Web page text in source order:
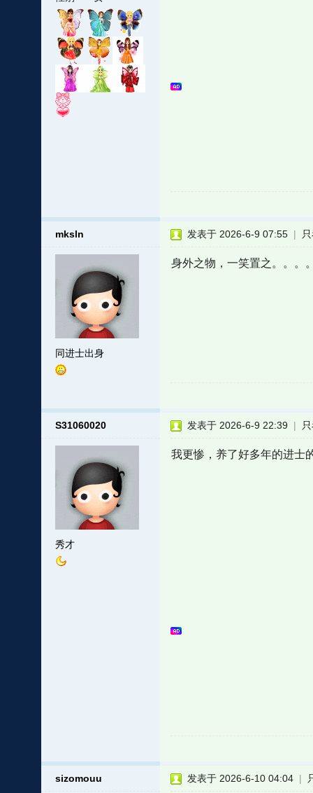
mksln
同进士出身
发表于 2026-6-9 07:55 |
身外之物，一笑置之。。。
S31060020
秀才
发表于 2026-6-9 22:39 |
我更惨，养了好多年的进士
sizomouu 发表于 2026-6-10 04:04 |